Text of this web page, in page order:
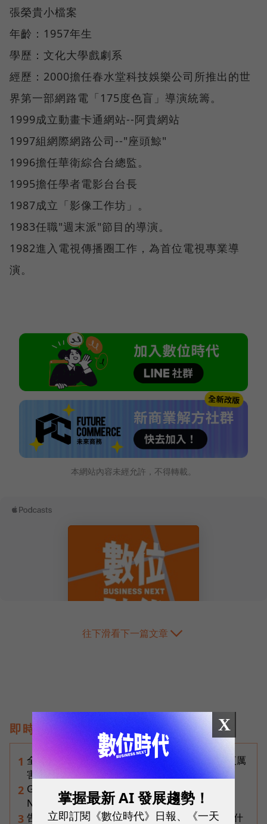
張榮貴小檔案
年齡：1957年生
學歷：文化大學戲劇系
經歷：2000擔任春水堂科技娛樂公司所推出的世
界第一部網路電「175度色盲」導演統籌。
1999成立動畫卡通網站--阿貴網站
1997組網際網路公司--"座頭鯨"
1996擔任華衛綜合台總監。
1995擔任學者電影台台長
1987成立「影像工作坊」。
1983任職"週末派"節目的導演。
1982進入電視傳播圈工作，為首位電視專業導
演。
本網站內容未經允許，不得轉載。
往下滑看下一篇文章
即時熱門文章
1 全台最大全聯首日業績破百萬，蔡篤昌：還會有更厲
害的大型店！為何把餐廳健身房都搬上樓？
2 Gemini完整教學地圖！37篇實測整理，
Notebooks、Spark、提示詞架構全打包
3 告別「極速迷思」！Opensignal 國際評比揭密：什
X
掌握最新 AI 發展趨勢！
立即訂閱《數位時代》日報、《一天